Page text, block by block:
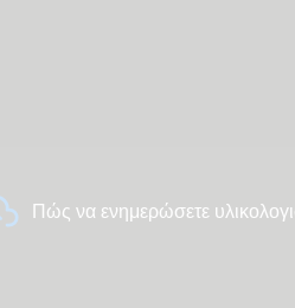
Πώς να ενημερώσετε